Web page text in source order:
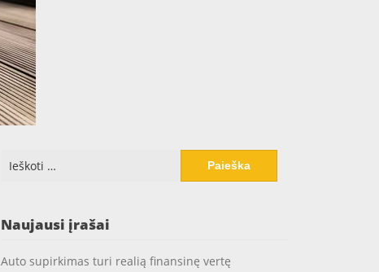
Ieškoti:
Naujausi įrašai
Auto supirkimas turi realią finansinę vertę